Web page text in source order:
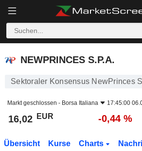
NEWPRINCES S.P.A.
NEWPRINCES S.P.A.
Sektoraler Konsensus NewPrinces
Markt geschlossen - Borsa Italiana 17:45:00
16,02 EUR -0,44 %
Übersicht Kurse Charts